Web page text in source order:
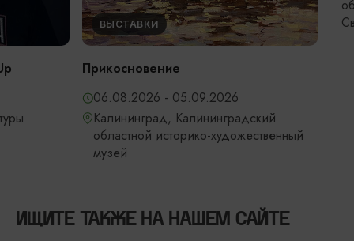
Прикосновение
06.08.2026 - 05.09.2026
Калининград, Калининградский
областной историко-художественный
областная
Светланова
ИЩИТЕ ТАКЖЕ НА НАШЕМ САЙТЕ